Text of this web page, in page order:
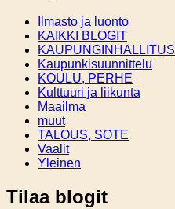
Ilmasto ja luonto
KAIKKI BLOGIT
KAUPUNGINHALLITUS
Kaupunkisuunnittelu
KOULU, PERHE
Kulttuuri ja liikunta
Maailma
muut
TALOUS, SOTE
Vaalit
Yleinen
Tilaa blogit